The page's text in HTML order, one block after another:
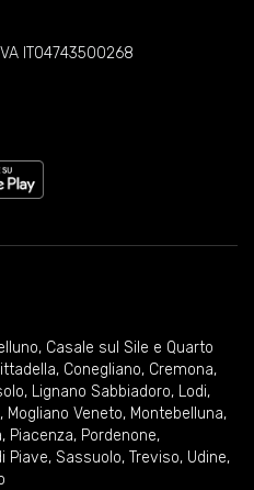
IT04743500268
, Casale sul Sile e Quarto
, Conegliano, Cremona,
, Lignano Sabbiadoro, Lodi,
, Mogliano Veneto, Montebelluna,
, Piacenza, Pordenone,
Piave, Sassuolo, Treviso, Udine,